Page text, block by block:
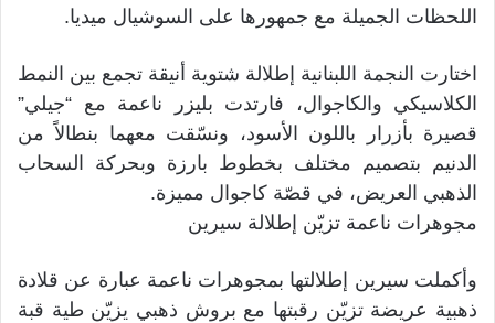
اللحظات الجميلة مع جمهورها على السوشيال ميديا.
اختارت النجمة اللبنانية إطلالة شتوية أنيقة تجمع بين النمط
الكلاسيكي والكاجوال، فارتدت بليزر ناعمة مع “جيلي”
قصيرة بأزرار باللون الأسود، ونسّقت معهما بنطالاً من
الدنيم بتصميم مختلف بخطوط بارزة وبحركة السحاب
الذهبي العريض، في قصّة كاجوال مميزة.
مجوهرات ناعمة تزيّن إطلالة سيرين
وأكملت سيرين إطلالتها بمجوهرات ناعمة عبارة عن قلادة
ذهبية عريضة تزيّن رقبتها مع بروش ذهبي يزيّن طية قبة